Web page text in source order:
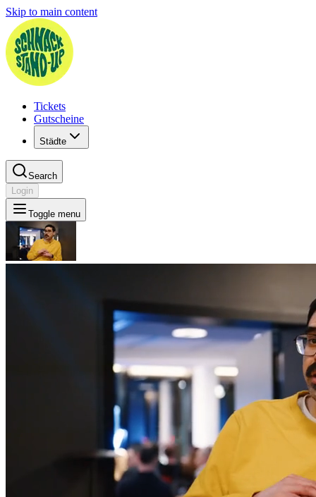
Skip to main content
Tickets
Gutscheine
Städte
Search
Login
Toggle menu